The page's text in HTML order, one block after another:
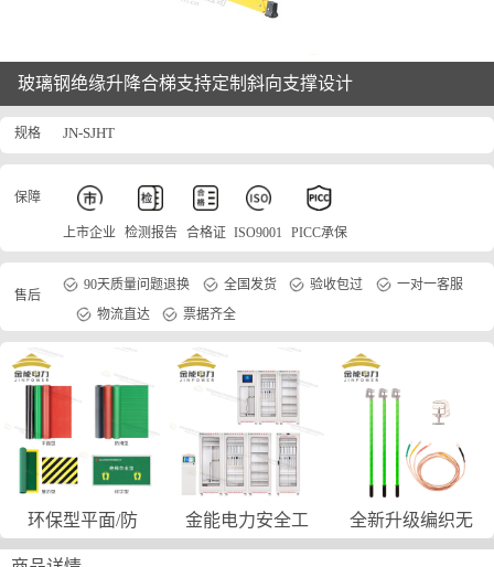
玻璃钢绝缘升降合梯支持定制斜向支撑设计
规格 JN-SJHT
保障
上市企业 检测报告 合格证 ISO9001 PICC承保
售后
90天质量问题退换 全国发货 验收包过
一对一客服
物流直达
票据齐全
环保型平面/防 金能电力安全工 全新升级编织无